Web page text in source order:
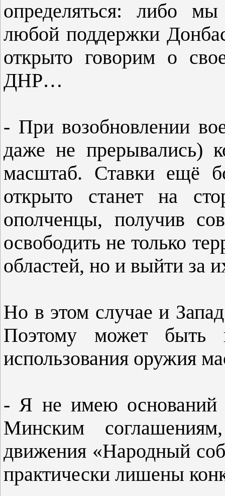
определяться: либо
любой поддержки
открыто говорим о
ДНР…
- При возобновлении
даже не прерывались)
масштаб. Ставки ещё
открыто станет на
ополченцы, получив
освободить не только
областей, но и выйти за
Но в этом случае и
Поэтому может быть
использования оружия
- Я не имею оснований
Минским
движения «Народный
практически лишены